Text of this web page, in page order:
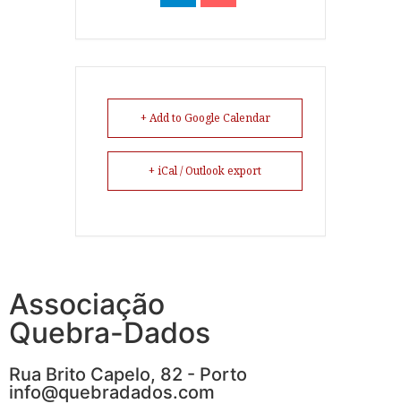
+ Add to Google Calendar
+ iCal / Outlook export
Associação
Quebra-Dados
Rua Brito Capelo, 82 - Porto
info@quebradados.com